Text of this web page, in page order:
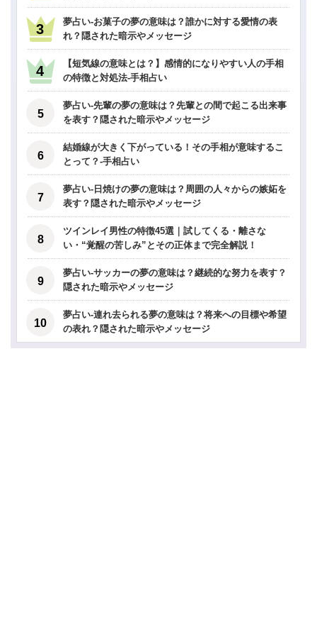
夢占い-お菓子の夢の意味は？誰かに対する愛情の表
れ？隠された暗示やメッセージ
【短気線の意味とは？】感情的になりやすい人の手相
の特徴と対処法-手相占い
夢占い-先輩の夢の意味は？先輩との間で起こる出来事
を表す？隠された暗示やメッセージ
結婚線が大きく下がっている！その手相が意味するこ
とって？-手相占い
夢占い-日焼けの夢の意味は？周囲の人々からの嫉妬を
表す？隠された暗示やメッセージ
ツインレイ男性の特徴45選｜試してくる・離さな
い・“覚醒の苦しみ”とその正体まで完全解説！
夢占い-サッカーの夢の意味は？継続的な努力を表す？
隠された暗示やメッセージ
夢占い-連れ去られる夢の意味は？将来への目標や希望
の表れ？隠された暗示やメッセージ